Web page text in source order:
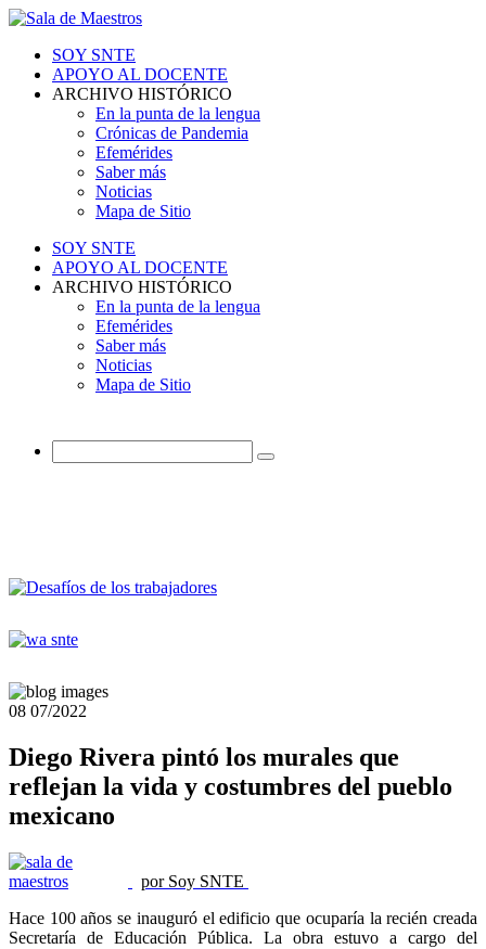
SOY SNTE
APOYO AL DOCENTE
ARCHIVO HISTÓRICO
En la punta de la lengua
Crónicas de Pandemia
Efemérides
Saber más
Noticias
Mapa de Sitio
SOY SNTE
APOYO AL DOCENTE
ARCHIVO HISTÓRICO
En la punta de la lengua
Efemérides
Saber más
Noticias
Mapa de Sitio
08 07/2022
Diego Rivera pintó los murales que
reflejan la vida y costumbres del pueblo
mexicano
por Soy SNTE
Hace 100 años se inauguró el edificio que ocuparía la recién creada
Secretaría de Educación Pública. La obra estuvo a cargo del